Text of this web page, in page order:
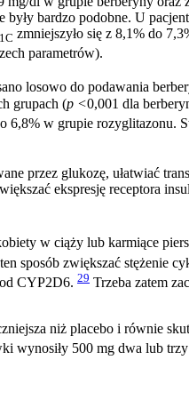
bardzo podobne. U
1C zmniejszyło się z 8,1% do
parametrów).
losowo do podawania
grupach (p <0,001 dla
w grupie rozyglitazonu.
przez glukozę, ułatwiać
ekspresję receptora
w ciąży lub karmiące
sposób zwiększać stężenie
CYP2D6. 29 Trzeba zatem
niż placebo i równie
wynosiły 500 mg dwa lub